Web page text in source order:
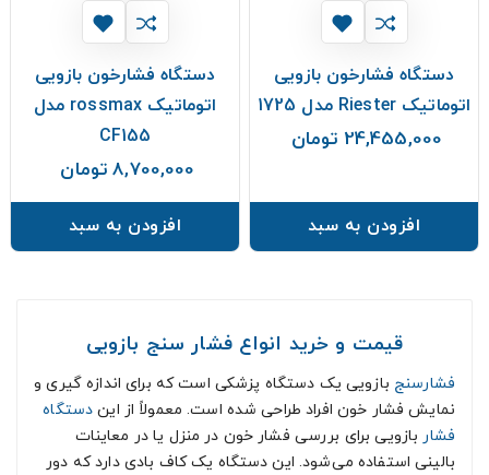
دستگاه فشارخون بازویی
اتوماتیک Riester مدل 1725
24,455,000 تومان
افزودن به سبد
دستگاه فشارخون بازویی
اتوماتیک rossmax مدل
CF155
8,700,000 تومان
افزودن به سبد
قیمت و خرید انواع فشار سنج بازویی
فشارسنج بازویی یک دستگاه پزشکی است که برای اندازه گیری و
نمایش فشار خون افراد طراحی شده است. معمولاً از این دستگاه
فشار بازویی برای بررسی فشار خون در منزل یا در معاینات
بالینی استفاده می‌شود. این دستگاه یک کاف بادی دارد که دور